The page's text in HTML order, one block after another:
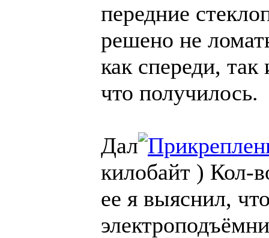
передние
решено не
как спереди,
что получилось.
Дал
килобайт ) Кол-
ее я выяснил,